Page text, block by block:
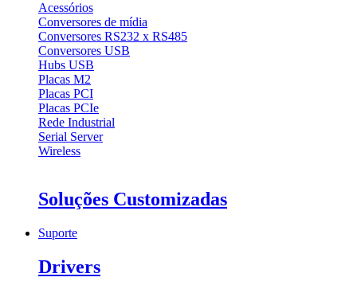
Acessórios
Conversores de mídia
Conversores RS232 x RS485
Conversores USB
Hubs USB
Placas M2
Placas PCI
Placas PCIe
Rede Industrial
Serial Server
Wireless
Soluções Customizadas
Suporte
Drivers